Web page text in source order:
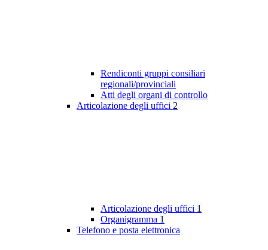
Rendiconti gruppi consiliari
regionali/provinciali
Atti degli organi di controllo
Articolazione degli uffici 2
Articolazione degli uffici 1
Organigramma 1
Telefono e posta elettronica